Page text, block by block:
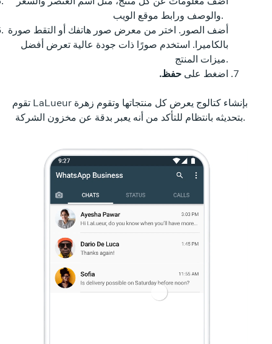
أضف الصور. اختر من معرض صور هاتفك أو التقط صورة
بالكاميرا. استخدم صورًا ذات جودة عالية تعرض أفضل
اضغط على حفظ.
تقوم LaLueur بإنشاء كتالوج يعرض كل منتجاتها وتقوم زهرة